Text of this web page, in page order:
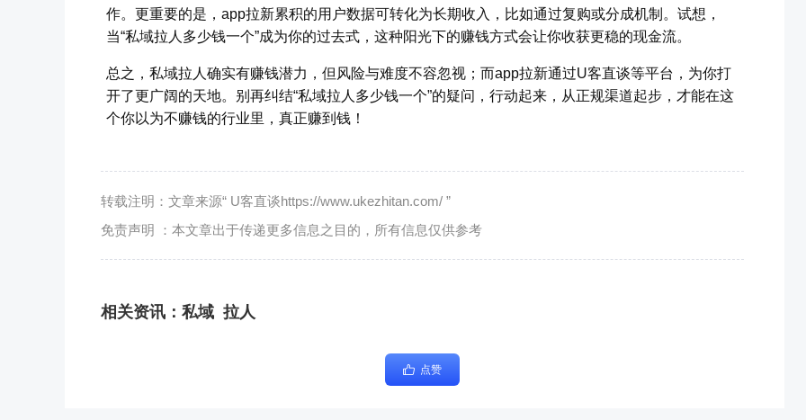
作。更重要的是，app拉新累积的用户数据可转化为长期收入，比如通过复购或分成机制。试想，
当“私域拉人多少钱一个”成为你的过去式，这种阳光下的赚钱方式会让你收获更稳的现金流。
总之，私域拉人确实有赚钱潜力，但风险与难度不容忽视；而app拉新通过U客直谈等平台，为你打
开了更广阔的天地。别再纠结“私域拉人多少钱一个”的疑问，行动起来，从正规渠道起步，才能在这
个你以为不赚钱的行业里，真正赚到钱！
转载注明：文章来源“ U客直谈https://www.ukezhitan.com/ ”
免责声明 ：本文章出于传递更多信息之目的，所有信息仅供参考
相关资讯： 私域 拉人
点赞